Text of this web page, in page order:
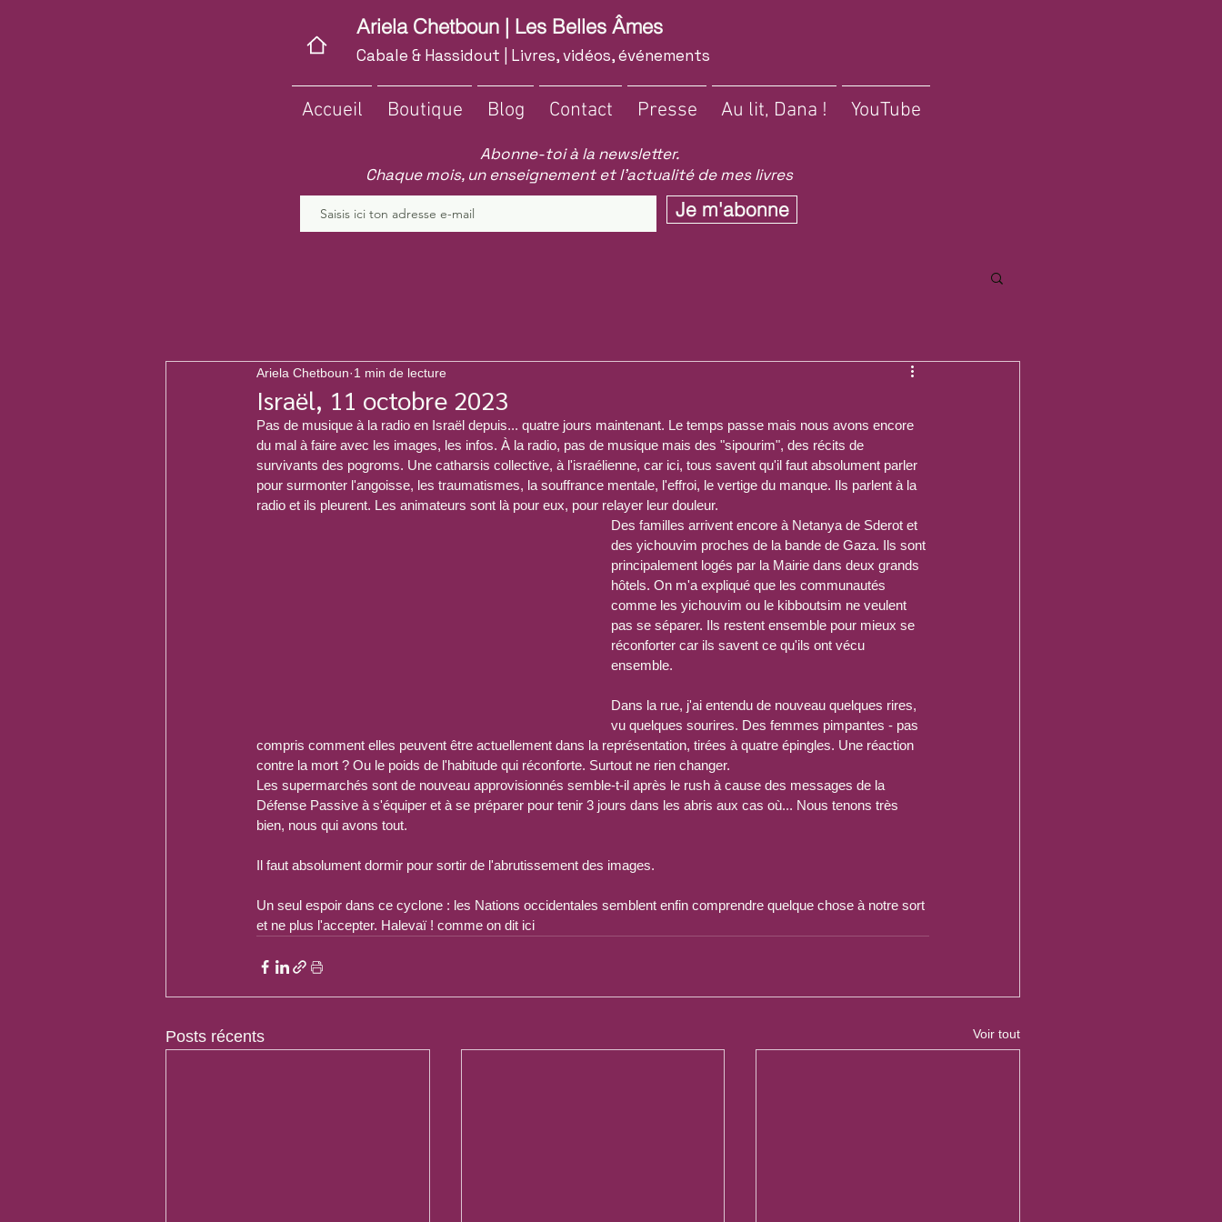
Ariela Chetboun | Les Belles Âmes
Cabale & Hassidout | Livres, vidéos, événements
Accueil Boutique Blog Contact Presse Au lit, Dana ! YouTube
Abonne-toi à la newsletter.
Chaque mois, un enseignement et l'actualité de mes livres
Je m'abonne
Israël, 11 octobre 2023
Ariela Chetboun 1 min de lecture
Pas de musique à la radio en Israël depuis... quatre jours maintenant. Le temps passe mais nous avons encore
du mal à faire avec les images, les infos. À la radio, pas de musique mais des "sipourim", des récits de
survivants des pogroms. Une catharsis collective, à l'israélienne, car ici, tous savent qu'il faut absolument parler
pour surmonter l'angoisse, les traumatismes, la souffrance mentale, l'effroi, le vertige du manque. Ils parlent à la
radio et ils pleurent. Les animateurs sont là pour eux, pour relayer leur douleur.
Des familles arrivent encore à Netanya de Sderot et
des yichouvim proches de la bande de Gaza. Ils sont
principalement logés par la Mairie dans deux grands
hôtels. On m'a expliqué que les communautés
comme les yichouvim ou le kibboutsim ne veulent
pas se séparer. Ils restent ensemble pour mieux se
réconforter car ils savent ce qu'ils ont vécu
ensemble.
Dans la rue, j'ai entendu de nouveau quelques rires,
vu quelques sourires. Des femmes pimpantes - pas
compris comment elles peuvent être actuellement dans la représentation, tirées à quatre épingles. Une réaction
contre la mort ? Ou le poids de l'habitude qui réconforte. Surtout ne rien changer.
Les supermarchés sont de nouveau approvisionnés semble-t-il après le rush à cause des messages de la
Défense Passive à s'équiper et à se préparer pour tenir 3 jours dans les abris aux cas où... Nous tenons très
bien, nous qui avons tout.
Il faut absolument dormir pour sortir de l'abrutissement des images.
Un seul espoir dans ce cyclone : les Nations occidentales semblent enfin comprendre quelque chose à notre sort
et ne plus l'accepter. Halevaï ! comme on dit ici
Posts récents Voir tout